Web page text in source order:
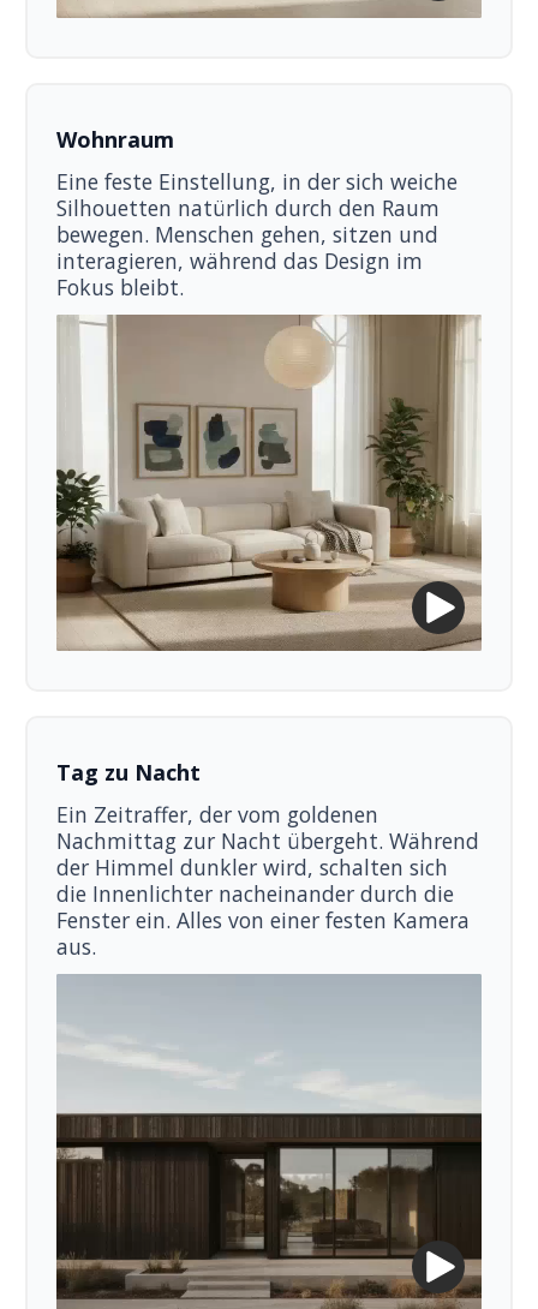
Wohnraum
Eine feste Einstellung, in der sich weiche
Silhouetten natürlich durch den Raum
bewegen. Menschen gehen, sitzen und
interagieren, während das Design im
Fokus bleibt.
Tag zu Nacht
Ein Zeitraffer, der vom goldenen
Nachmittag zur Nacht übergeht. Während
der Himmel dunkler wird, schalten sich
die Innenlichter nacheinander durch die
Fenster ein. Alles von einer festen Kamera
aus.